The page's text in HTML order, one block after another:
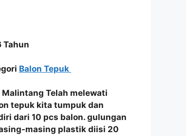
Tahun
Balon Tepuk
Malintang Telah melewati
tepuk kita tumpuk dan
dari 10 pcs balon. gulungan
masing plastik diisi 20